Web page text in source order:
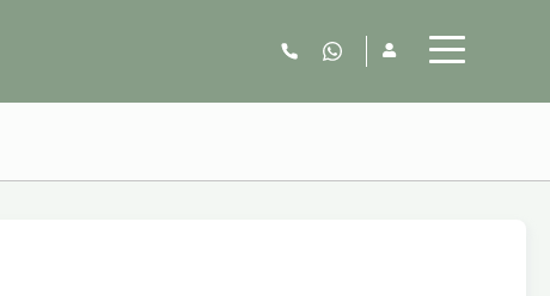
06.52.63.77.73